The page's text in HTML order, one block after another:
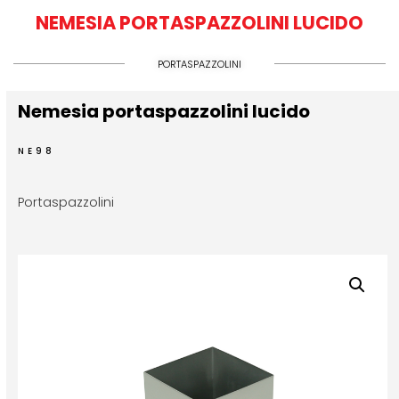
NEMESIA PORTASPAZZOLINI LUCIDO
PORTASPAZZOLINI
Nemesia portaspazzolini lucido
NE98
Portaspazzolini